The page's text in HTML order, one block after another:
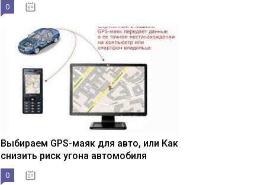
0
Выбираем GPS-маяк для авто, или Как
снизить риск угона автомобиля
0